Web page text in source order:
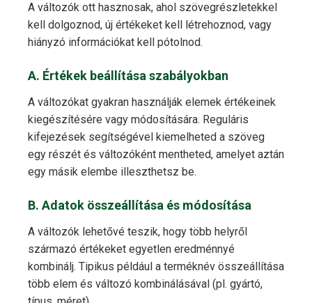
A változók ott hasznosak, ahol szövegrészletekkel
kell dolgoznod, új értékeket kell létrehoznod, vagy
hiányzó információkat kell pótolnod.
A. Értékek beállítása szabályokban
A változókat gyakran használják elemek értékeinek
kiegészítésére vagy módosítására. Reguláris
kifejezések segítségével kiemelheted a szöveg
egy részét és változóként mentheted, amelyet aztán
egy másik elembe illeszthetsz be.
B. Adatok összeállítása és módosítása
A változók lehetővé teszik, hogy több helyről
származó értékeket egyetlen eredménnyé
kombinálj. Tipikus például a terméknév összeállítása
több elem és változó kombinálásával (pl. gyártó,